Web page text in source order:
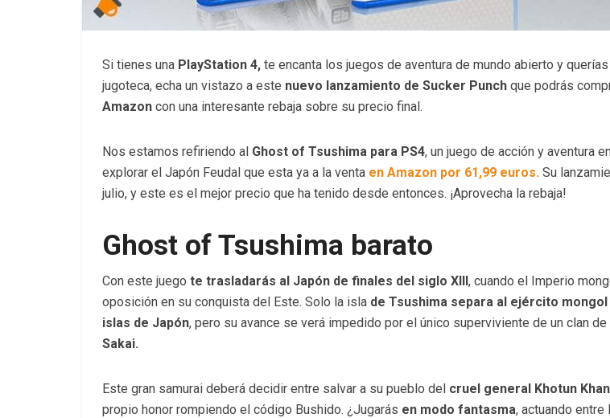
Si tienes una PlayStation 4, te encanta los juegos de aventura de mundo abierto y
jugoteca, echa un vistazo a este nuevo lanzamiento de Sucker Punch que podrás
Amazon con una interesante rebaja sobre su precio final.
Nos estamos refiriendo al Ghost of Tsushima para PS4, un juego de acción y aventura
explorar el Japón Feudal que esta ya a la venta en Amazon por 61,99 euros. Su
julio, y este es el mejor precio que ha tenido desde entonces. ¡Aprovecha la rebaja!
Ghost of Tsushima barato
Con este juego te trasladarás al Japón de finales del siglo XIII, cuando el Imperio
oposición en su conquista del Este. Solo la isla de Tsushima separa al ejército
islas de Japón, pero su avance se verá impedido por el único superviviente de un clan de
Sakai.
Este gran samurai deberá decidir entre salvar a su pueblo del cruel general Khotun Khan
propio honor rompiendo el código Bushido. ¿Jugarás en modo fantasma, actuando